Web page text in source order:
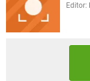
INSTAGRAM
OUTLOOK
JOGOS
FÓRUM
Editor: